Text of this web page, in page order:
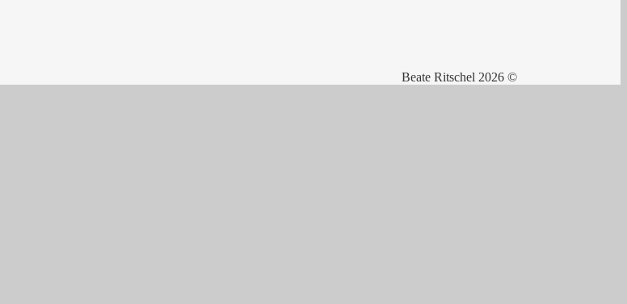
Beate Ritschel 2026 ©